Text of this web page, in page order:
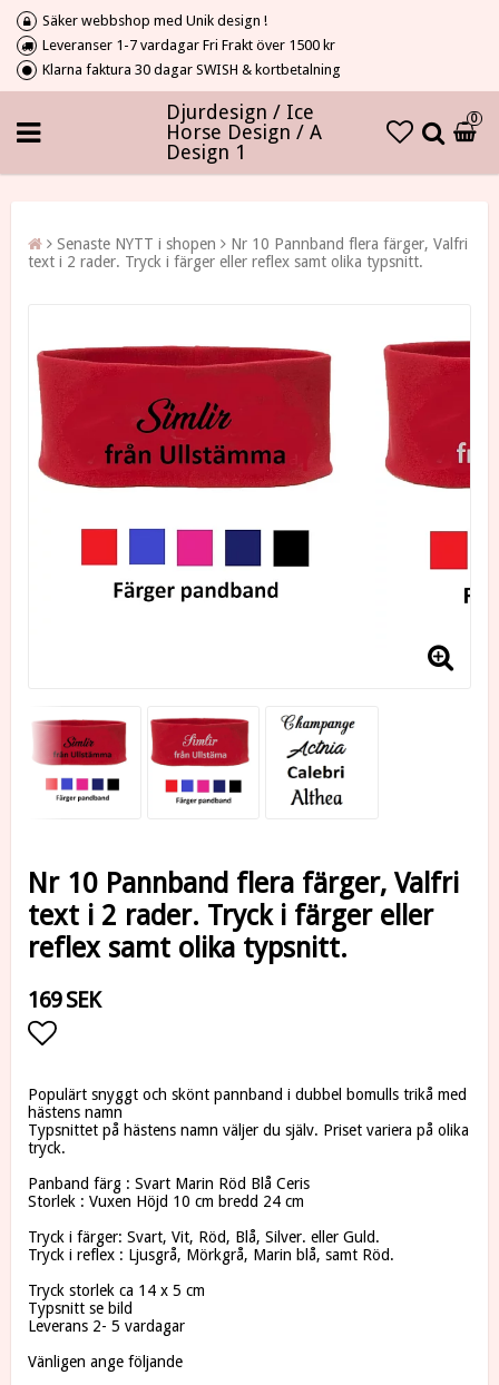
Säker webbshop med Unik design !
Leveranser 1-7 vardagar Fri Frakt över 1500 kr
Klarna faktura 30 dagar SWISH & kortbetalning
Djurdesign / Ice
Horse Design / A
Design 1
0
Senaste NYTT i shopen
Nr 10 Pannband flera färger, Valfri
text i 2 rader. Tryck i färger eller reflex samt olika typsnitt.
Nr 10 Pannband flera färger, Valfri
text i 2 rader. Tryck i färger eller
reflex samt olika typsnitt.
169 SEK
Populärt snyggt och skönt pannband i dubbel bomulls trikå med
hästens namn
Typsnittet på hästens namn väljer du själv. Priset variera på olika
tryck.
Panband färg : Svart Marin Röd Blå Ceris
Storlek : Vuxen Höjd 10 cm bredd 24 cm
Tryck i färger: Svart, Vit, Röd, Blå, Silver. eller Guld.
Tryck i reflex : Ljusgrå, Mörkgrå, Marin blå, samt Röd.
Tryck storlek ca 14 x 5 cm
Typsnitt se bild
Leverans 2- 5 vardagar
Vänligen ange följande